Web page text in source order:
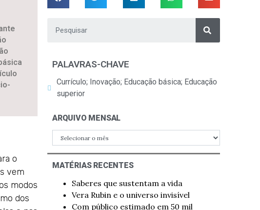
o
vem
modos
dos
PALAVRAS-CHAVE
Currículo; Inovação; Educação básica; Educação
superior
ARQUIVO MENSAL
MATÉRIAS RECENTES
Saberes que sustentam a vida
Vera Rubin e o universo invisível
Com público estimado em 50 mil